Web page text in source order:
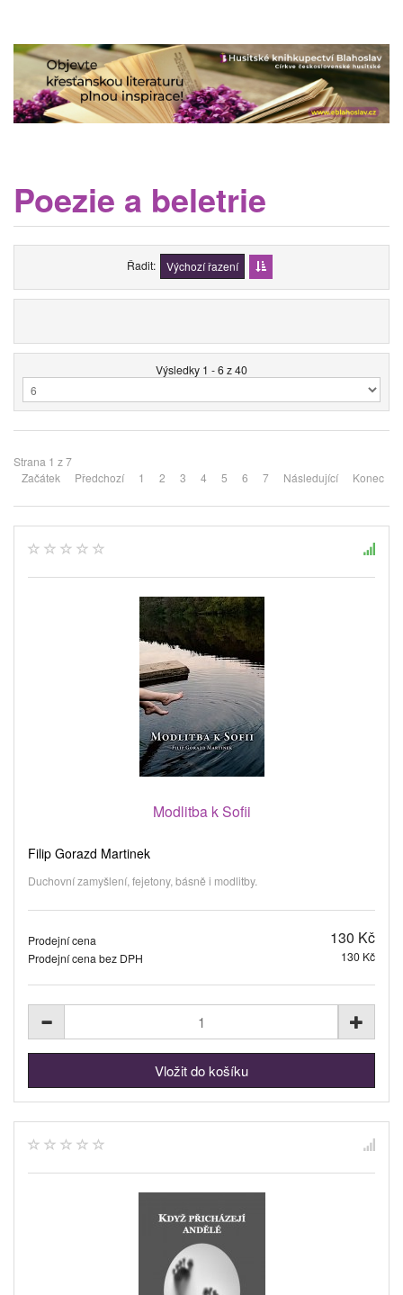
Poezie a beletrie
Řadit Výchozí řazení
Výsledky 1 - 6 z 40
Strana 1 z 7
Začátek
Předchozí 1 2 3 4 5 6 7 Následující Konec
Modlitba k Sofii
Filip Gorazd Martinek
Duchovní zamyšlení, fejetony, básně i modlitby.
Prodejní cena 130 Kč
Prodejní cena bez DPH 130 Kč